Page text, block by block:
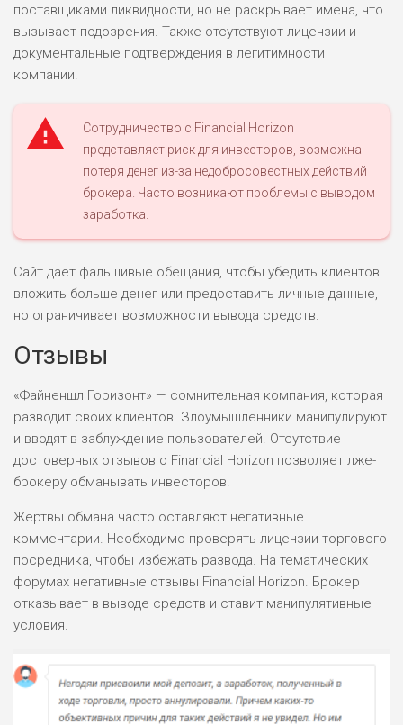
поставщиками ликвидности, но не раскрывает имена, что
вызывает подозрения. Также отсутствуют лицензии и
документальные подтверждения в легитимности
компании.
Сотрудничество с Financial Horizon
представляет риск для инвесторов, возможна
потеря денег из-за недобросовестных действий
брокера. Часто возникают проблемы с выводом
заработка.
Сайт дает фальшивые обещания, чтобы убедить клиентов
вложить больше денег или предоставить личные данные,
но ограничивает возможности вывода средств.
Отзывы
«Файненшл Горизонт» — сомнительная компания, которая
разводит своих клиентов. Злоумышленники манипулируют
и вводят в заблуждение пользователей. Отсутствие
достоверных отзывов о Financial Horizon позволяет лже-
брокеру обманывать инвесторов.
Жертвы обмана часто оставляют негативные
комментарии. Необходимо проверять лицензии торгового
посредника, чтобы избежать развода. На тематических
форумах негативные отзывы Financial Horizon. Брокер
отказывает в выводе средств и ставит манипулятивные
условия.